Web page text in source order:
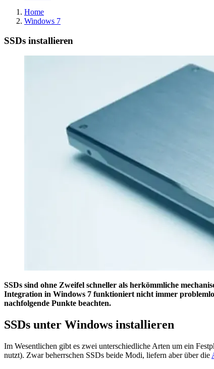
Home
Windows 7
SSDs installieren
SSDs sind ohne Zweifel schneller als herkömmliche
Integration in Windows 7 funktioniert nicht immer
nachfolgende Punkte beachten.
SSDs unter Windows installieren
Im Wesentlichen gibt es zwei unterschiedliche Arten um ein
nutzt). Zwar beherrschen SSDs beide Modi, liefern aber über die